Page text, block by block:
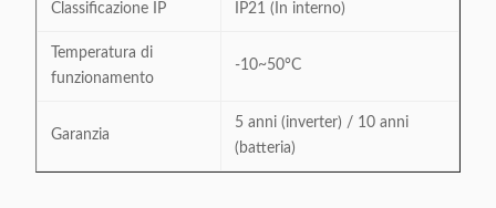
Classificazione IP IP21 (In interno)
Temperatura di
funzionamento
-10~50°C
Garanzia
5 anni (inverter) / 10 anni
(batteria)